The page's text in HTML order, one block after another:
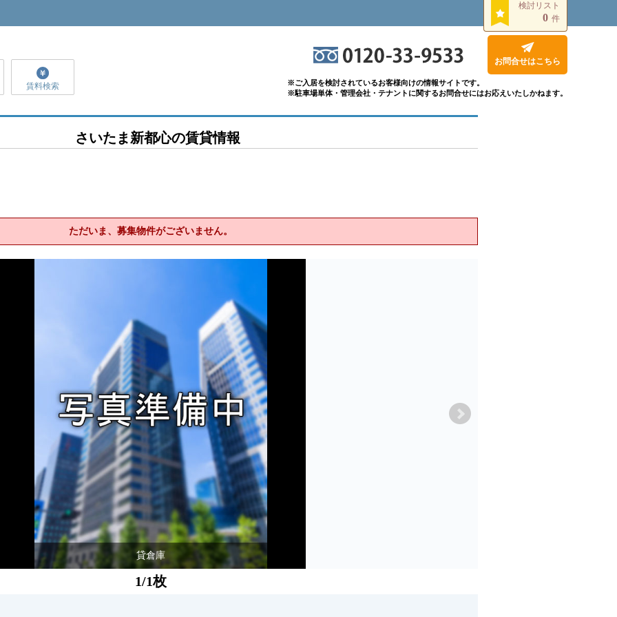
検討リスト
0 件
賃料検索
お問合せはこちら
※ご入居を検討されているお客様向けの情報サイトです。
※駐車場単体・管理会社・テナントに関するお問合せにはお応えいたしかねます。
さいたま新都心の賃貸情報
ただいま、募集物件がございません。
貸倉庫
1/1枚